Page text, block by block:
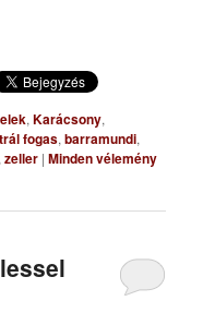
,Karácsony,
fogas,barramundi,
,zeller |Minden vélemény